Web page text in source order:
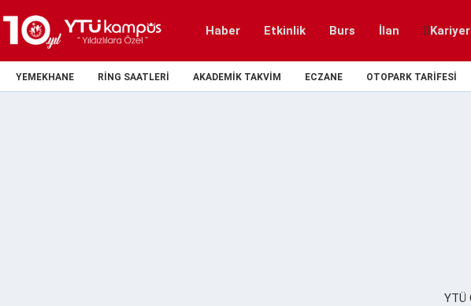
Haber Etkinlik Burs İlan Kariyer
YEMEKHANE RING SAATLERI AKADEMIK TAKVIM ECZANE OTOPARK TARIFESI
YTÜ